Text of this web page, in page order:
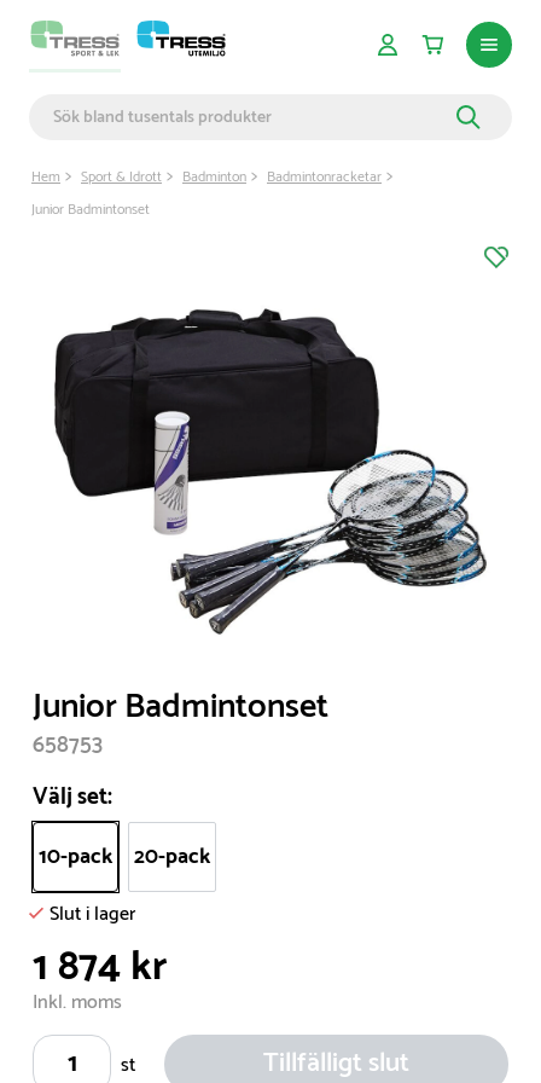
Hem Sport & Idrott Badminton
Badmintonracketar
Junior Badmintonset
1
of
1
Junior Badmintonset
658753
Välj set:
10-pack 20-pack
Slut i lager
1 874 kr
Inkl. moms
st
Tillfälligt slut